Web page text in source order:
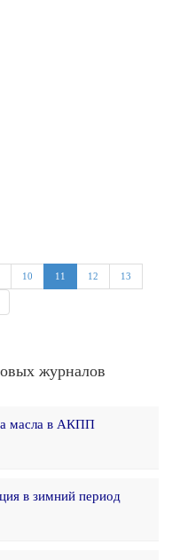
10 11 12 13
журналов
масла в АКПП
в зимний период